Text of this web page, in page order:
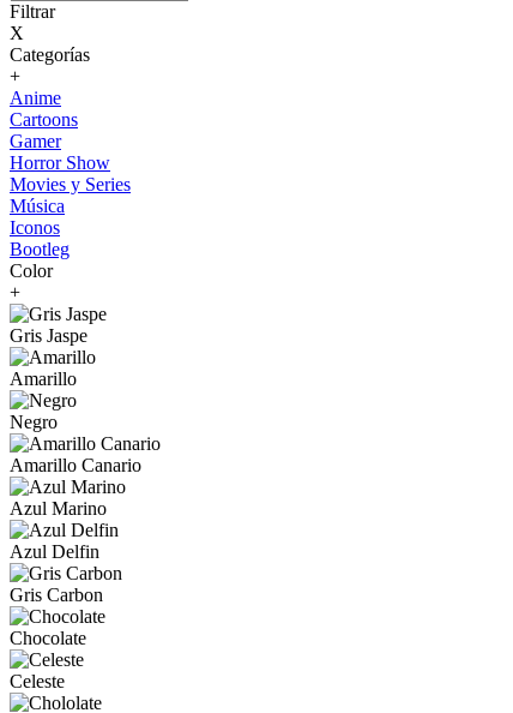
Filtrar
X
Categorías
+
Anime
Cartoons
Gamer
Horror Show
Movies y Series
Música
Iconos
Bootleg
Color
+
Gris Jaspe
Amarillo
Negro
Amarillo Canario
Azul Marino
Azul Delfin
Gris Carbon
Chocolate
Celeste